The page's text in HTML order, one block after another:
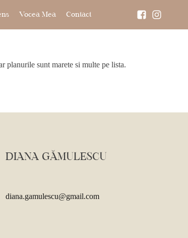
Vocea Mea Contact
planurile sunt marete si multe pe lista.
DIANA GĂMULESCU
diana.gamulescu@gmail.com